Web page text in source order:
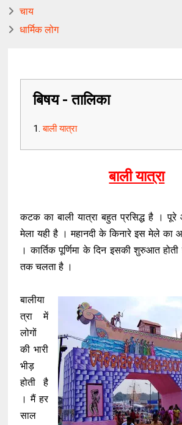
चाय
धार्मिक लोग
बिषय - तालिका
बाली यात्रा
बाली यात्रा
कटक का बाली यात्रा बहुत प्रसिद्ध है ।
मेला यही है । महानदी के किनारे इस मेले का
। कार्तिक पूर्णिमा के दिन इसकी शुरुआत
तक चलता है ।
बालीया
त्रा में
लोगों
की भारी
भीड़
होती है
। मैं हर
साल